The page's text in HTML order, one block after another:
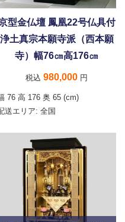
型金仏壇 鳳凰22号仏具付
浄土真宗本願寺派（西本願
寺）幅76㎝高176㎝
税込980,000 円
76 高 176 奥 65 (cm)
送エリア:全国